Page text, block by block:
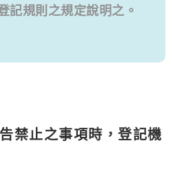
記規則之規定說明之。
禁止之事項時，登記機